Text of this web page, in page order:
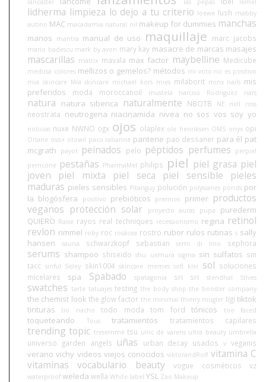
lancaster las pepas lemel
lidherma limpieza lo dejo a tu criterio loewe lush mabby
autino MAC macadamia natural oil makeup for dummies manchas
manos mantra manual de uso maquillaje marc jacobs
mario badescu mark by avon mary kay masacre de marcas masajes
mascarillas matrix mavala max factor maybelline Medicube
medusa colores mellizos o gemelos? métodos mi voto no es positivo
mia skincare Mía skincare michael kors mies milaborit minx nails mis
preferidos
moda moroccanoil mustela narciso Rodriguez nars
natura natura siberica naturalmente NBOTB NE nell ross
neostrata neutrogena niacinamida nivea no sos vos soy yo
noticias nuxe NWNO ogx ojos olaplex ole henriksen OMS onyx opi
Orlane osis+ otowil paco rabanne pantene pao dessaner para él pat
mcgrath
payot peinados pelo péptidos perfumes
perpiel
perricone pestañas PharmaMel philips piel piel grasa piel
joven
piel mixta piel seca piel sensible
pieles
maduras pieles sensibles Pitanguy polución polysianes ponds por
la blogósfera
positivo prebióticos premios primer productos
veganos protección solar proyecto auras pupa
purederm
QUIERO Raise rayos real techniques recessionismo regina retinol
revlon rimmel roby roc rosácea rostro rubor rulos rutinas s sally
hansen
sauna schwarzkopf sebastian semi di lino sephora
serums shampoo shiseido shu uemura sigma sin sulfatos sin
tacc sinful Sisley skin1004 skincare memes sofí klei sol soluciones
micelares
spa Spabado spatagonia sri sri stendhal StIves
swatches tarte tatuajes testing the body shop the booster company
the chemist look the glow factor the minimal thierry mugler tigi tiktok
tinturas
tio nacho todo moda tom ford tónicos too faced
toqueteando Tous tratamientos tratamientos capilares
trending topic tresemmé tsu ulric de varens ultra beauty umbrella
universo garden angels uñas urban decay usados v veganis
verano vichy videos viejos conocidos viktorandRolf vitamina C
vitaminas
vocabulario beauty vogue cosméticos vz
waterproof weleda wella White label YSL Zao Makeup